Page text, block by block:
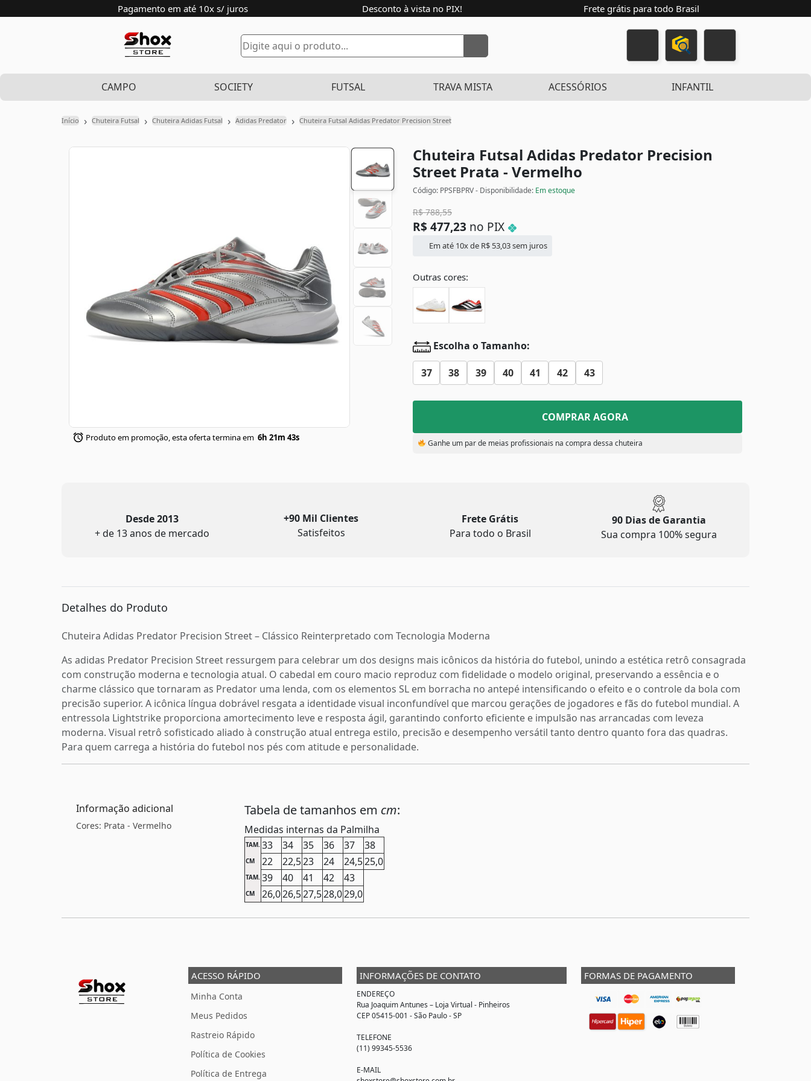
Pagamento em até 10x s/ juros Desconto à vista no PIX! Frete grátis para todo Brasil
CAMPO SOCIETY FUTSAL TRAVA MISTA ACESSÓRIOS INFANTIL
Início › Chuteira Futsal › Chuteira Adidas Futsal › Adidas Predator › Chuteira Futsal Adidas Predator Precision Street
Produto em promoção, esta oferta termina em 6h 21m 42s
Chuteira Futsal Adidas Predator Precision
Street Prata - Vermelho
Código: PPSFBPRV - Disponibilidade: Em estoque
R$788,55
R$ 477,23 no PIX
Em até 10x de R$ 53,03sem juros
Outras cores:
Escolha o Tamanho:
37 38 39 40 41 42 43
COMPRAR AGORA
Ganhe um par de meias profissionais na compra dessa chuteira
Desde 2013
+ de 13 anos de mercado
+90 Mil Clientes
Satisfeitos
Frete Grátis
Para todo o Brasil
90 Dias de Garantia
Sua compra 100% segura
Detalhes do Produto
Chuteira Adidas Predator Precision Street – Clássico Reinterpretado com Tecnologia Moderna
As adidas Predator Precision Street ressurgem para celebrar um dos designs mais icônicos da história do futebol, unindo a estética retrô consagrada
com construção moderna e tecnologia atual. O cabedal em couro macio reproduz com fidelidade o modelo original, preservando a essência e o
charme clássico que tornaram as Predator uma lenda, com os elementos SL em borracha no antepé intensificando o efeito e o controle da bola com
precisão superior. A icônica língua dobrável resgata a identidade visual inconfundível que marcou gerações de jogadores e fãs do futebol mundial. A
entressola Lightstrike proporciona amortecimento leve e resposta ágil, garantindo conforto eficiente e impulsão nas arrancadas com leveza
moderna. Visual retrô sofisticado aliado à construção atual entrega estilo, precisão e desempenho versátil tanto dentro quanto fora das quadras.
Para quem carrega a história do futebol nos pés com atitude e personalidade.
Informação adicional
Cores: Prata - Vermelho
Tabela de tamanhos em cm:
Medidas internas da Palmilha
TAM. 33 34 35 36 37 38
CM 22 22,523 24 24,525,0
TAM. 39 40 41 42 43
CM 26,026,527,528,029,0
ACESSO RÁPIDO
Minha Conta
Meus Pedidos
Rastreio Rápido
Política de Cookies
Política de Entrega
INFORMAÇÕES DE CONTATO
ENDEREÇO
Rua Joaquim Antunes – Loja Virtual - Pinheiros
CEP 05415-001 - São Paulo - SP
TELEFONE
(11) 99345-5536
E-MAIL
FORMAS DE PAGAMENTO